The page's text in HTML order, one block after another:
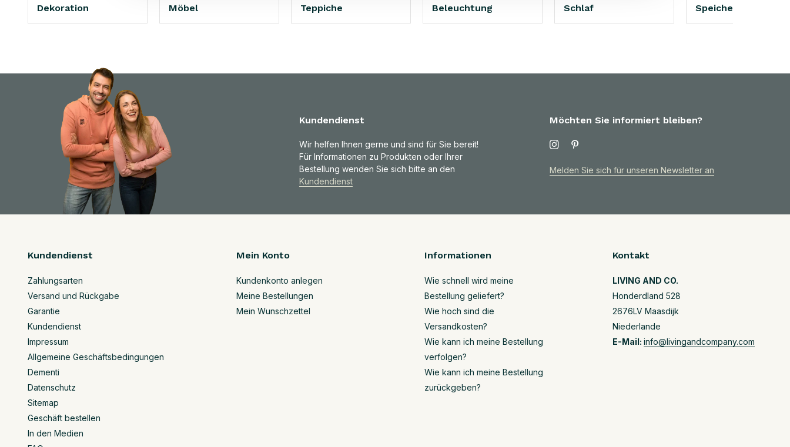
Dekoration Möbel Teppiche Beleuchtung Schlaf Speichern
Kundendienst
Wir helfen Ihnen gerne und sind für Sie bereit!
Für Informationen zu Produkten oder Ihrer
Bestellung wenden Sie sich bitte an den
Kundendienst
Möchten Sie informiert bleiben?
Melden Sie sich für unseren Newsletter an
Kundendienst
Zahlungsarten
Versand und Rückgabe
Garantie
Kundendienst
Impressum
Allgemeine Geschäftsbedingungen
Dementi
Datenschutz
Sitemap
Geschäft bestellen
In den Medien
Mein Konto
Kundenkonto anlegen
Meine Bestellungen
Mein Wunschzettel
Informationen
Wie schnell wird meine
Bestellung geliefert?
Wie hoch sind die
Versandkosten?
Wie kann ich meine Bestellung
verfolgen?
Wie kann ich meine Bestellung
zurückgeben?
Kontakt
LIVING AND CO.
Honderdland 528
2676LV Maasdijk
Niederlande
E-Mail: info@livingandcompany.com